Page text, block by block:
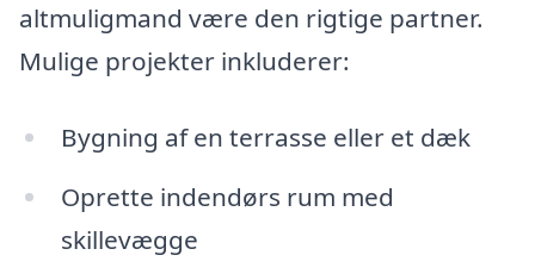
altmuligmand være den rigtige partner.
Mulige projekter inkluderer:
Bygning af en terrasse eller et dæk
Oprette indendørs rum med
skillevægge